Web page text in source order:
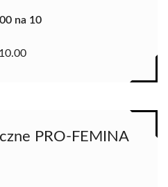
na 10
10.00
PRO-FEMINA